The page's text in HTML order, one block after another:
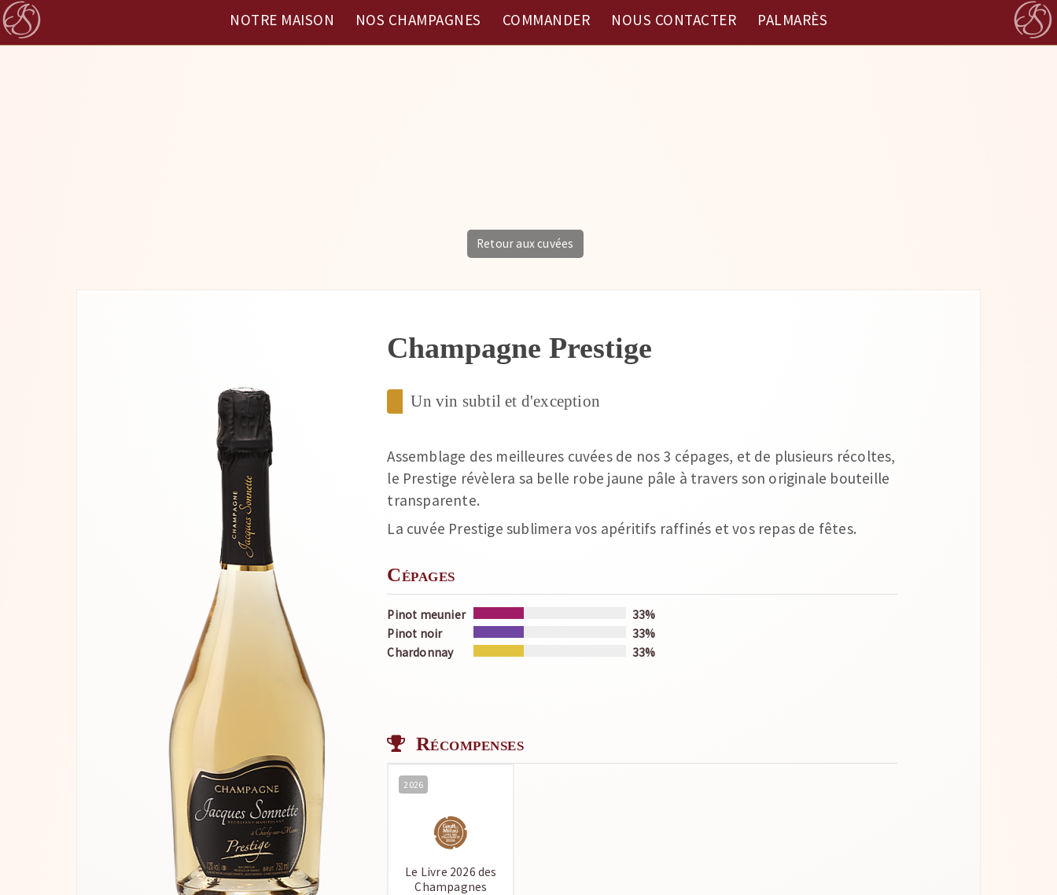
NOTRE MAISON NOS CHAMPAGNES COMMANDER NOUS CONTACTER PALMARÈS
Retour aux cuvées
Champagne Prestige
Un vin subtil et d'exception
Assemblage des meilleures cuvées de nos 3 cépages, et de plusieurs récoltes,
le Prestige révèlera sa belle robe jaune pâle à travers son originale bouteille
transparente.
La cuvée Prestige sublimera vos apéritifs raffinés et vos repas de fêtes.
Cépages
Pinot meunier
33%
Pinot noir
33%
Chardonnay
33%
Récompenses
2026
Le Livre 2026 des
Champagnes